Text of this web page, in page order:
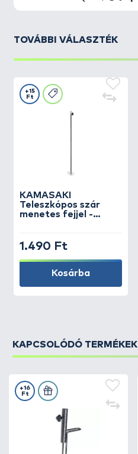
TOVÁBBI VÁLASZTÉK
KAMASAKI
Teleszkópos szár
menetes fejjel -
+15
Ft
1.490 Ft
Kosárba
KAPCSOLÓDÓ TERMÉKEK
+16
Ft